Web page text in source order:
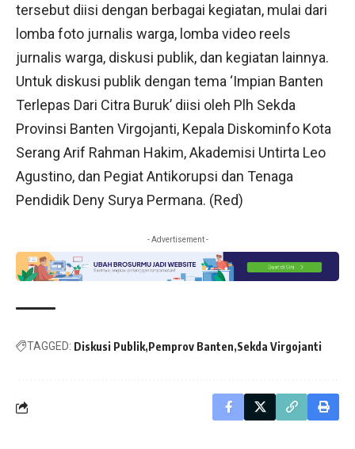
tersebut diisi dengan berbagai kegiatan, mulai dari
lomba foto jurnalis warga, lomba video reels
jurnalis warga, diskusi publik, dan kegiatan lainnya.
Untuk diskusi publik dengan tema ‘Impian Banten
Terlepas Dari Citra Buruk’ diisi oleh Plh Sekda
Provinsi Banten Virgojanti, Kepala Diskominfo Kota
Serang Arif Rahman Hakim, Akademisi Untirta Leo
Agustino, dan Pegiat Antikorupsi dan Tenaga
Pendidik Deny Surya Permana. (Red)
- Advertisement -
TAGGED: Diskusi Publik Pemprov Banten Sekda Virgojanti